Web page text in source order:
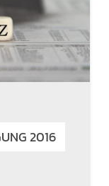
2016